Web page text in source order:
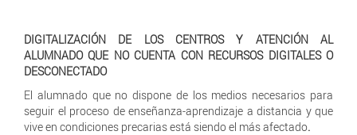
DIGITALIZACIÓN DE LOS CENTROS Y ATENCIÓN AL
ALUMNADO QUE NO CUENTA CON RECURSOS DIGITALES O
DESCONECTADO
El alumnado que no dispone de los medios necesarios para
seguir el proceso de enseñanza-aprendizaje a distancia y que
vive en condiciones precarias está siendo el más afectado.